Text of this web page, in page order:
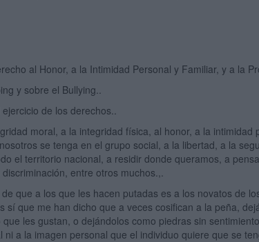
al Honor, a la Intimidad Personal y Familiar, y a la
y sobre el Bullying..
de los derechos..
moral, a la integridad física, al honor, a la intimidad
se tenga en el grupo social, a la libertad, a la
el territorio nacional, a residir donde queramos, a
entre otros muchos.,.
que a los que les hacen putadas es a los novatos de
sí que me han dicho que a veces cosifican a la peña,
les gustan, o dejándolos como piedras sin
a la imagen personal que el individuo quiere que se